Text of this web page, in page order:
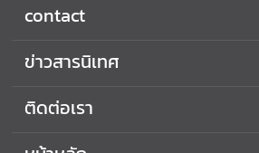
contact
ข่าวสารนิเทศ
ติดต่อเรา